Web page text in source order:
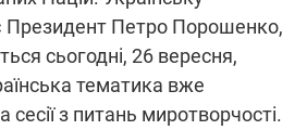
Президент Петро Порошенко,
сьогодні, 26 вересня,
тематика вже
з питань миротворчості.